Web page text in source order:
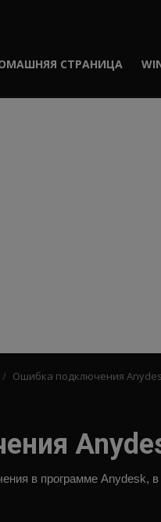
СТРАНИЦА
Ошибка подключения
в программе Anydesk,